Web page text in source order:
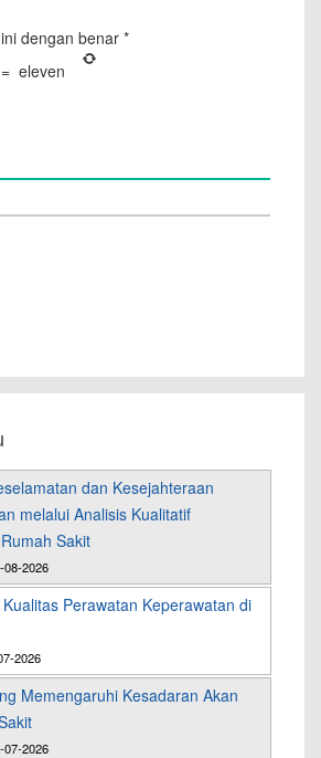
dengan benar *
= eleven
dan Kesejahteraan
melalui Analisis Kualitatif
Sakit
08-2026
Perawatan Keperawatan di
2026
Memengaruhi Kesadaran Akan
07-2026